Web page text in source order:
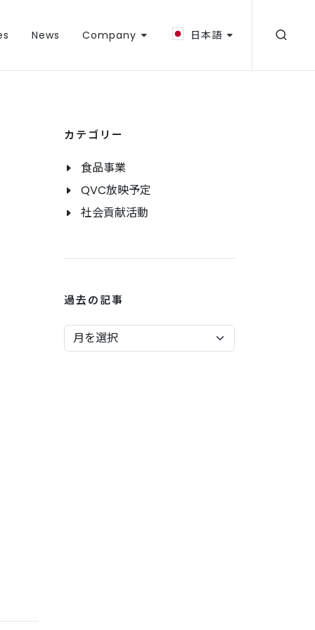
News Company 日本語
カテゴリー
食品事業
QVC放映予定
社会貢献活動
過去の記事